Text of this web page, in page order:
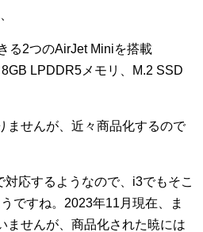
る2つのAirJet Miniを搭載
LPDDR5メモリ、M.2 SSD
ませんが、近々商品化するので
応するようなので、i3でもそこ
ですね。2023年11月現在、ま
ませんが、商品化された暁には